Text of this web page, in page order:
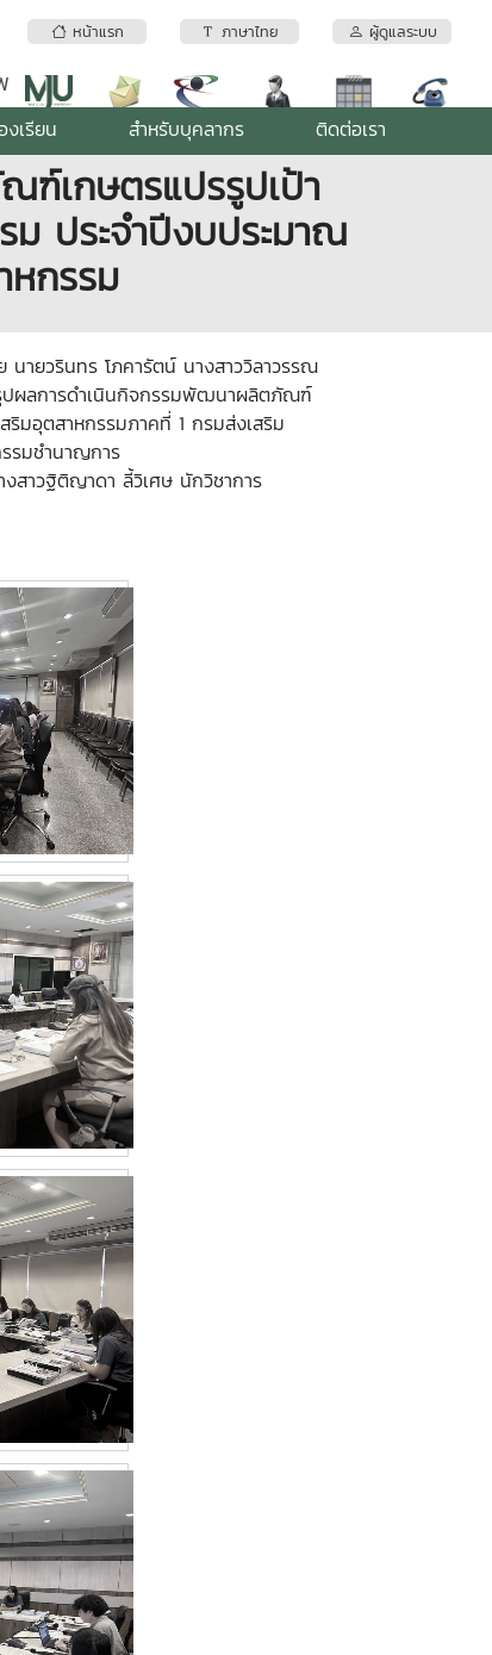
หน้าแรก ภาษาไทย ผู้ดูแลระบบ
เรียน สำหรับบุคลากร ติดต่อเรา
เกษตรแปรรูปเป้า
ม ประจำปีงบประมาณ
กรรม
ายวรินทร โภคารัตน์ นางสาววิลาวรรณ
ปผลการดำเนินกิจกรรมพัฒนาผลิตภัณฑ์
ริมอุตสาหกรรมภาคที่ 1 กรมส่งเสริม
รมชำนาญการ
สาวฐิติญาดา ลี้วิเศษ นักวิชาการ